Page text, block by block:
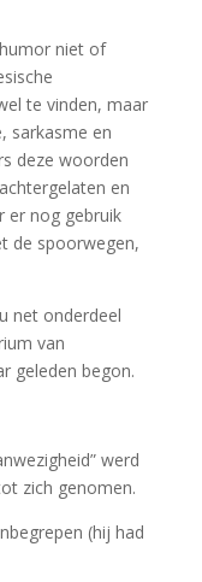
niet of
te vinden, maar
sarkasme en
deze woorden
en
er nog gebruik
de spoorwegen,
net onderdeel
van
geleden begon.
werd
zich genomen.
(hij had